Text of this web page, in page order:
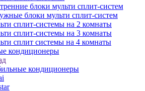
блоки мульти сплит-систем
блоки мульти сплит-систем
сплит-системы на 2 комнаты
сплит-системы на 3 комнаты
сплит системы на 4 комнаты
кондиционеры
кондиционеры